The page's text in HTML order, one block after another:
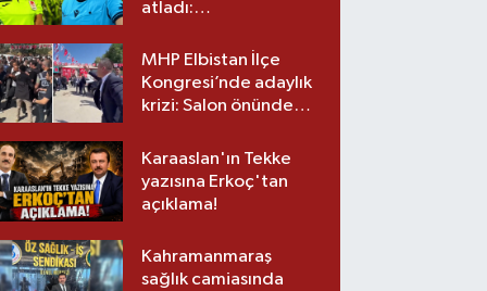
atladı:
üst lige iki transfer!
MHP Elbistan İlçe
Kongresi’nde adaylık
krizi: Salon önünde
Karaaslan'ın Tekke
yazısına Erkoç'tan
açıklama!
Kahramanmaraş
sağlık camiasında